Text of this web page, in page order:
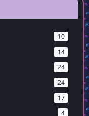
10
14
24
24
17
4